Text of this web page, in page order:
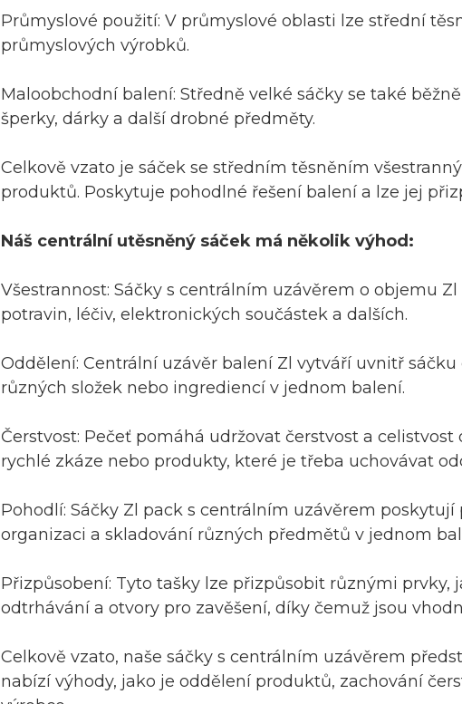
Průmyslové použití: V průmyslové oblasti lze střední
průmyslových výrobků.
Maloobchodní balení: Středně velké sáčky se také
šperky, dárky a další drobné předměty.
Celkově vzato je sáček se středním těsněním
produktů. Poskytuje pohodlné řešení balení a lze jej
Náš centrální utěsněný sáček má několik výhod:
Všestrannost: Sáčky s centrálním uzávěrem o objemu
potravin, léčiv, elektronických součástek a dalších.
Oddělení: Centrální uzávěr balení Zl vytváří uvnitř
různých složek nebo ingrediencí v jednom balení.
Čerstvost: Pečeť pomáhá udržovat čerstvost a
rychlé zkáze nebo produkty, které je třeba uchovávat
Pohodlí: Sáčky Zl pack s centrálním uzávěrem
organizaci a skladování různých předmětů v jednom
Přizpůsobení: Tyto tašky lze přizpůsobit různými prvky,
odtrhávání a otvory pro zavěšení, díky čemuž jsou
Celkově vzato, naše sáčky s centrálním uzávěrem
nabízí výhody, jako je oddělení produktů, zachování